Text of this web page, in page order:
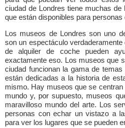
ciudad de Londres tiene muchas
que están disponibles para personas
Los museos de Londres son uno
son un espectáculo
de alquiler de coche pueden
exactamente eso. Los museos que
ciudad funcionan la gama de
están dedicadas a la historia de
mismo. Hay museos que se
mundo y, por supuesto, museos
maravilloso mundo del arte. Los
personas con echar un vistazo a
para ver los lugares que se pueden